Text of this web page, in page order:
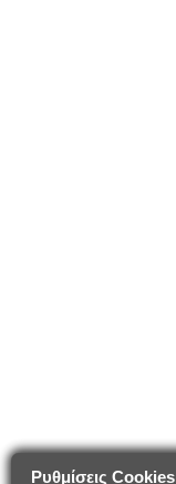
Ρυθμίσεις Cookies